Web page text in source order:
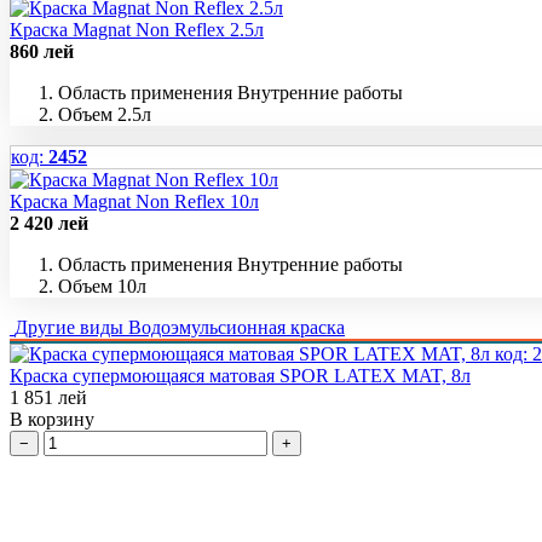
Краска Magnat Non Reflex 2.5л
860 лей
Область применения Внутренние работы
Объем 2.5л
код: 2452
Краска Magnat Non Reflex 10л
2 420 лей
Область применения Внутренние работы
Объем 10л
Другие виды Водоэмульсионная краска
код:
Краска супермоющаяся матовая SPOR LATEX MAT, 8л
1 851 лей
В корзину
− +